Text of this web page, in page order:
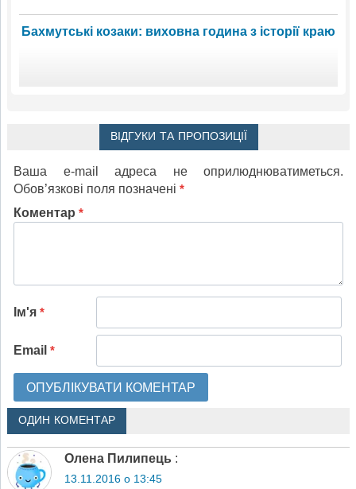
Бахмутські козаки: виховна година з історії краю
ВІДГУКИ ТА ПРОПОЗИЦІЇ
Ваша e-mail адреса не оприлюднюватиметься.
Обов’язкові поля позначені *
Коментар *
Ім'я *
Email *
ОДИН КОМЕНТАР
Олена Пилипець :
13.11.2016 о 13:45